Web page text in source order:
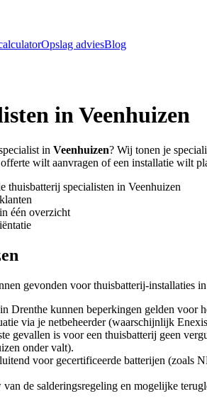
Opslag adviesBlog
inVeenhuizen
in Veenhuizen? Wij tonen je
wilt aanvragen of een installatie wilt
thuisbatterij specialisten in Veenhuizen
één overzicht
gevonden voor thuisbatterij-installaties
Drenthe kunnen beperkingen gelden voor
via je netbeheerder (waarschijnlijk
gevallen is voor een thuisbatterij geen
onder valt).
voor gecertificeerde batterijen (zoals
de salderingsregeling en mogelijke